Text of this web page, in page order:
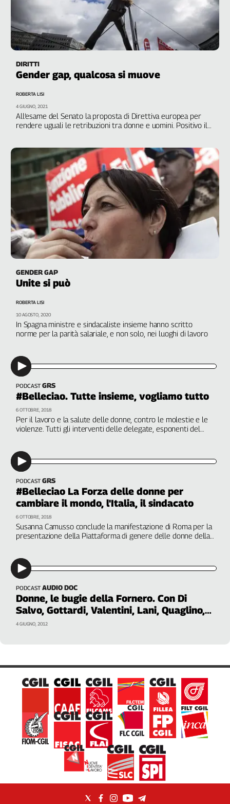
Collettiva
Play
Rubriche
Talk
settimana
Girasoli
Linea
Economica
Tech
Easy
Inserti
Idea
Diffusa
Le
tv
Work
nel
Lavoro
Territori
Abruzzo-
Molise
Adige
Basilicata
Campania
Emilia-
Romagna
Friuli
Venezia
Lazio
Liguria
Lombardia
Marche
Piemonte
Toscana
Trentino
D'Aosta
Veneto
2014
DIRITTI
Gender gap, qualcosa si muove
All’esame del Senato la proposta di Direttiva europea per
rendere uguali le retribuzioni tra donne e uomini. Positivo il
ROBERTA LISI
4 GIUGNO, 2021
GENDER GAP
Unite si può
In Spagna ministre e sindacaliste insieme hanno scritto
norme per la parità salariale, e non solo, nei luoghi di lavoro
ROBERTA LISI
10 AGOSTO, 2020
PODCAST GRS
#Belleciao. Tutte insieme, vogliamo tutto
Per il lavoro e la salute delle donne, contro le molestie e le
violenze. Tutti gli interventi delle delegate, esponenti del
6 OTTOBRE, 2018
PODCAST GRS
#Belleciao La Forza delle donne per
cambiare il mondo, l'Italia, il sindacato
Susanna Camusso conclude la manifestazione di Roma per la
presentazione della Piattaforma di genere delle donne della
6 OTTOBRE, 2018
PODCAST AUDIO DOC
Donne, le bugie della Fornero. Con Di
Salvo, Gottardi, Valentini, Lani, Quaglino,
Celona
4 GIUGNO, 2012